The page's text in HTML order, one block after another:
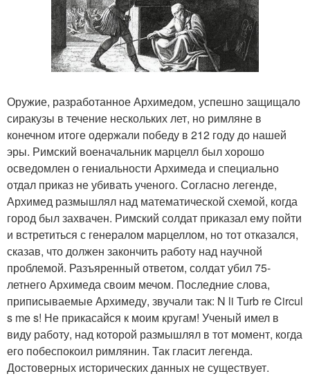
Оружие, разработанное Архимедом, успешно защищало
сиракузы в течение нескольких лет, но римляне в
конечном итоге одержали победу в 212 году до нашей
эры. Римский военачальник марцелл был хорошо
осведомлен о гениальности Архимеда и специально
отдал приказ не убивать ученого. Согласно легенде,
Архимед размышлял над математической схемой, когда
город был захвачен. Римский солдат приказал ему пойти
и встретиться с генералом марцеллом, но тот отказался,
сказав, что должен закончить работу над научной
проблемой. Разъяренный ответом, солдат убил 75-
летнего Архимеда своим мечом. Последние слова,
приписываемые Архимеду, звучали так: N li Turb re Circul
s me s! Не прикасайся к моим кругам! Ученый имел в
виду работу, над которой размышлял в тот момент, когда
его побеспокоил римлянин. Так гласит легенда.
Достоверных исторических данных не существует.